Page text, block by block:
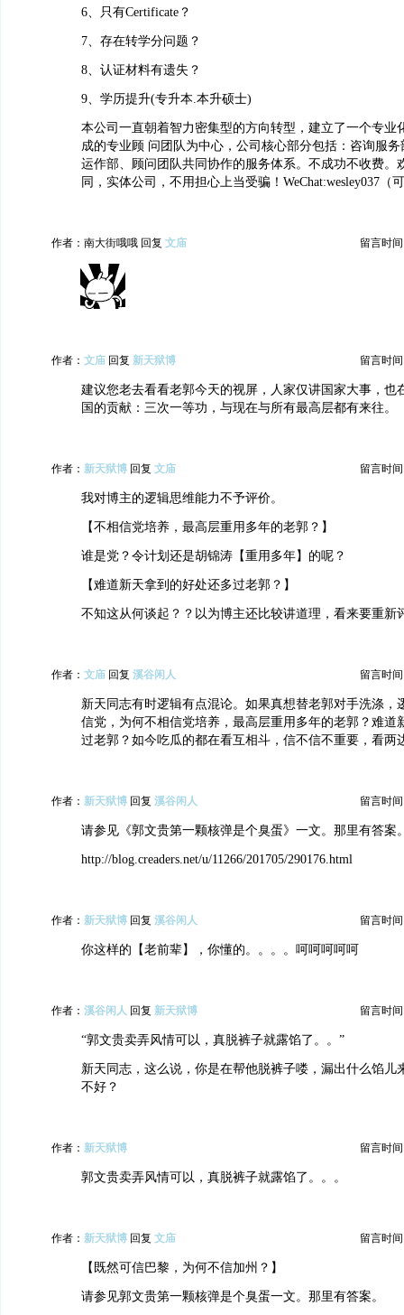
6、只有Certificate？
7、存在转学分问题？
8、认证材料有遗失？
9、学历提升(专升本.本升硕士)
本公司一直朝着智力密集型的方向转型，建立了一个专业
成的专业顾 问团队为中心，公司核心部分包括：咨询服
运作部、顾问团队共同协作的服务体系。不成功不收费。
同，实体公司，不用担心上当受骗！WeChat:wesley037（
作者：南大街哦哦 回复 文庙 留言时间
作者： 文庙 回复 新天狱博 留言时间
建议您老去看看老郭今天的视屏，人家仅讲国家大事，也
国的贡献：三次一等功，与现在与所有最高层都有来往。
作者： 新天狱博 回复 文庙 留言时间
我对博主的逻辑思维能力不予评价。
【不相信党培养，最高层重用多年的老郭？】
谁是党？令计划还是胡锦涛【重用多年】的呢？
【难道新天拿到的好处还多过老郭？】
不知这从何谈起？？以为博主还比较讲道理，看来要重新
作者： 文庙 回复 溪谷闲人 留言时间
新天同志有时逻辑有点混论。如果真想替老郭对手洗涤，
信党，为何不相信党培养，最高层重用多年的老郭？难道
过老郭？如今吃瓜的都在看互相斗，信不信不重要，看两
作者： 新天狱博 回复 溪谷闲人 留言时间
请参见《郭文贵第一颗核弹是个臭蛋》一文。那里有答案
http://blog.creaders.net/u/11266/201705/290176.html
作者： 新天狱博 回复 溪谷闲人 留言时间
你这样的【老前辈】，你懂的。。。。呵呵呵呵呵
作者： 溪谷闲人 回复 新天狱博 留言时间
“郭文贵卖弄风情可以，真脱裤子就露馅了。。”
新天同志，这么说，你是在帮他脱裤子喽，漏出什么馅儿
不好？
作者： 新天狱博 留言时间
郭文贵卖弄风情可以，真脱裤子就露馅了。。。
作者： 新天狱博 回复 文庙 留言时间
【既然可信巴黎，为何不信加州？】
请参见郭文贵第一颗核弹是个臭蛋一文。那里有答案。